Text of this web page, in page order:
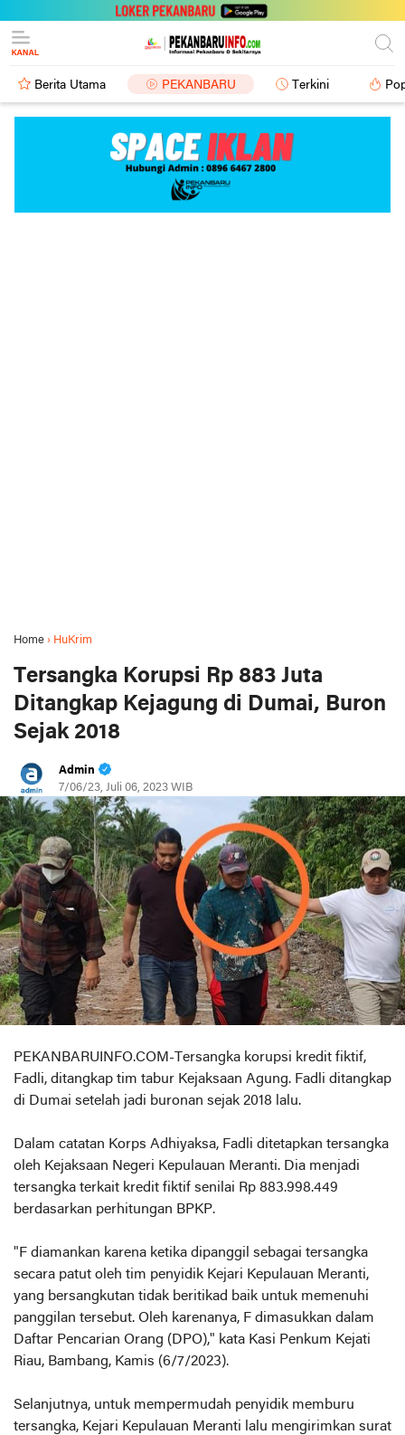
Berita Utama PEKANBARU Terkini
Home › HuKrim
Tersangka Korupsi Rp 883 Juta
Ditangkap Kejagung di Dumai, Buron
Sejak 2018
Admin
7/06/23, Juli 06, 2023 WIB
PEKANBARUINFO.COM-Tersangka korupsi kredit fiktif,
Fadli, ditangkap tim tabur Kejaksaan Agung. Fadli ditangkap
di Dumai setelah jadi buronan sejak 2018 lalu.
Dalam catatan Korps Adhiyaksa, Fadli ditetapkan tersangka
oleh Kejaksaan Negeri Kepulauan Meranti. Dia menjadi
tersangka terkait kredit fiktif senilai Rp 883.998.449
berdasarkan perhitungan BPKP.
"F diamankan karena ketika dipanggil sebagai tersangka
secara patut oleh tim penyidik Kejari Kepulauan Meranti,
yang bersangkutan tidak beritikad baik untuk memenuhi
panggilan tersebut. Oleh karenanya, F dimasukkan dalam
Daftar Pencarian Orang (DPO)," kata Kasi Penkum Kejati
Riau, Bambang, Kamis (6/7/2023).
Selanjutnya, untuk mempermudah penyidik memburu
tersangka, Kejari Kepulauan Meranti lalu mengirimkan surat